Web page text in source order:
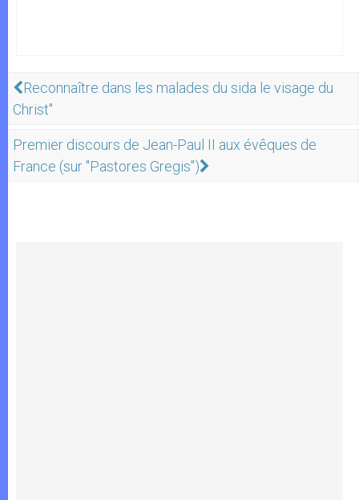
Reconnaître dans les malades du sida le visage du
Christ"
Premier discours de Jean-Paul II aux évêques de
France (sur "Pastores Gregis")